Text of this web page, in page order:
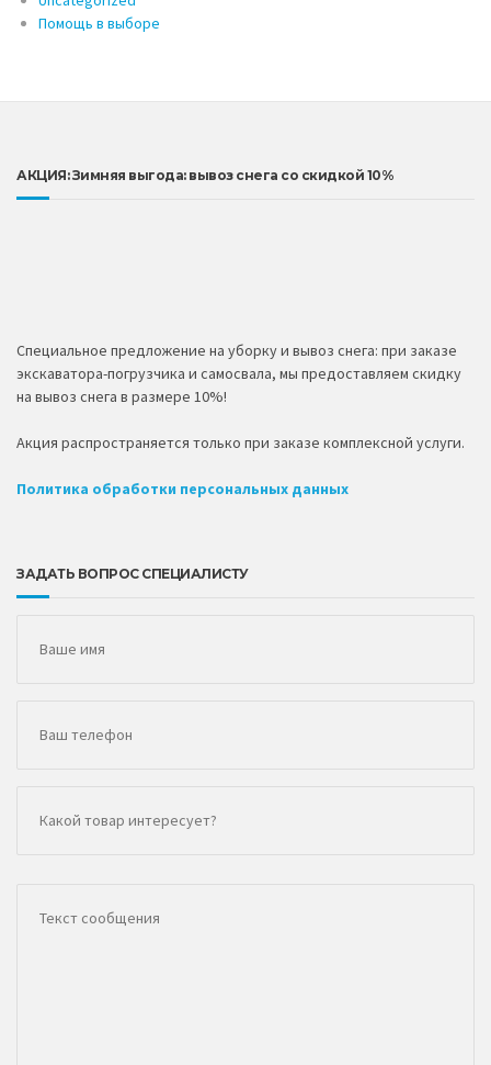
Помощь в выборе
АКЦИЯ: Зимняя выгода: вывоз снега со скидкой 10%
Специальное предложение на уборку и вывоз снега: при заказе
экскаватора-погрузчика и самосвала, мы предоставляем скидку
на вывоз снега в размере 10%!
Акция распространяется только при заказе комплексной услуги.
Политика обработки персональных данных
ЗАДАТЬ ВОПРОС СПЕЦИАЛИСТУ